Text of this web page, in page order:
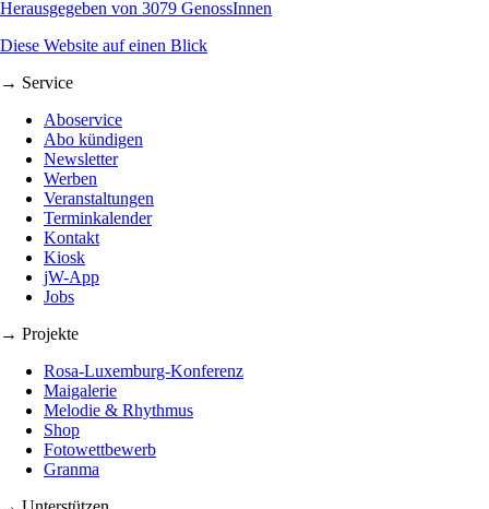
Herausgegeben von 3079 GenossInnen
Diese Website auf einen Blick
→ Service
Aboservice
Abo kündigen
Newsletter
Werben
Veranstaltungen
Terminkalender
Kontakt
Kiosk
jW-App
Jobs
→ Projekte
Rosa-Luxemburg-Konferenz
Maigalerie
Melodie & Rhythmus
Shop
Fotowettbewerb
Granma